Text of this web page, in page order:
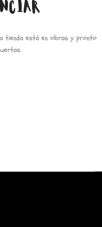
tienda está en obras y pronto